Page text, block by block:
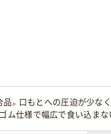
。口もとへの圧迫が少な
ム仕様で幅広で食い込ま